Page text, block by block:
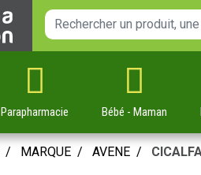
Parapharmacie Bébé - Maman
MARQUE AVENE